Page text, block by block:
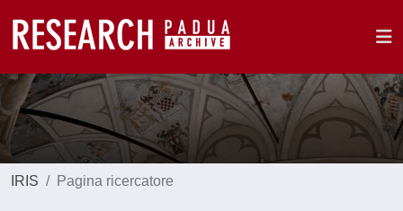
IRIS Pagina ricercatore